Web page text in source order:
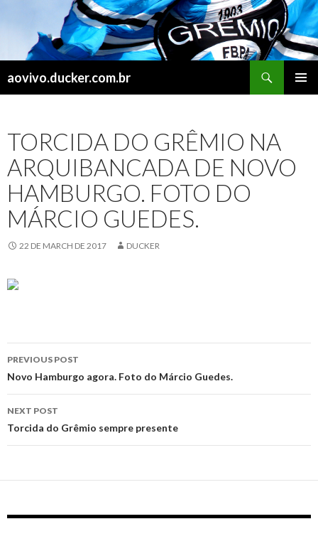
aovivo.ducker.com.br
‪TORCIDA DO GRÊMIO NA
ARQUIBANCADA DE NOVO
HAMBURGO. FOTO DO
MÁRCIO GUEDES.‬
22 DE MARCH DE 2017 DUCKER
Post
navigation
PREVIOUS POST
‪Novo Hamburgo agora. Foto do Márcio Guedes.‬
NEXT POST
Torcida do Grêmio sempre presente